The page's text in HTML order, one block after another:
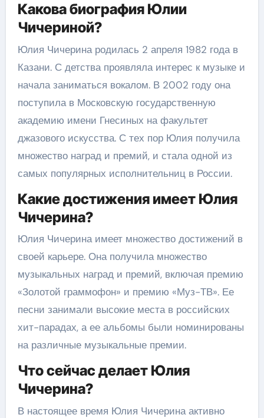
Какова биография Юлии
Чичериной?
Юлия Чичерина родилась 2 апреля 1982 года в
Казани. С детства проявляла интерес к музыке и
начала заниматься вокалом. В 2002 году она
поступила в Московскую государственную
академию имени Гнесиных на факультет
джазового искусства. С тех пор Юлия получила
множество наград и премий, и стала одной из
самых популярных исполнительниц в России.
Какие достижения имеет Юлия
Чичерина?
Юлия Чичерина имеет множество достижений в
своей карьере. Она получила множество
музыкальных наград и премий, включая премию
«Золотой граммофон» и премию «Муз-ТВ». Ее
песни занимали высокие места в российских
хит-парадах, а ее альбомы были номинированы
на различные музыкальные премии.
Что сейчас делает Юлия
Чичерина?
В настоящее время Юлия Чичерина активно